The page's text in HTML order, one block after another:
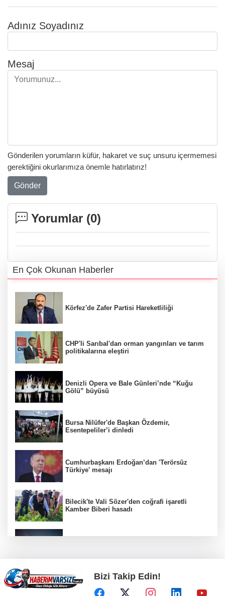
Adınız Soyadınız
Mesaj
Gönderilen yorumların küfür, hakaret ve suç unsuru içermemesi
gerektiğini okurlarımıza önemle hatırlatırız!
Gönder
Yorumlar (0)
En Çok Okunan Haberler
Körfez'de Zafer Partisi Hareketliliği
CHP'li Sarıbal'dan orman yangınları ve tarım
politikalarına eleştiri
Denizli Opera ve Bale Günleri’nde “Kuğu
Gölü” büyüsü
Bursa Nilüfer'de Başkan Özdemir,
Esentepeliler’i dinledi
Cumhurbaşkanı Erdoğan’dan 'Terörsüz
Türkiye' mesajı
Bilecik'te Vali Sözer'den coğrafi işaretli
Kamber Biberi hasadı
Osman Gazi platformu Eylül'de göreve
başlayacak... Gabar’da günlük petrol üretimi
83 bin 200 varile ulaştı
Bizi Takip Edin!